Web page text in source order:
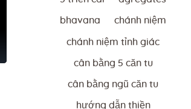
bhavana chánh niệm
chánh niệm tỉnh giác
cân bằng 5 căn tu
cân bằng ngũ căn tu
hướng dẫn thiền